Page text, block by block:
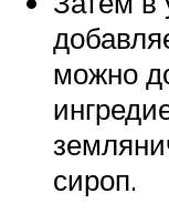
можно
сироп.